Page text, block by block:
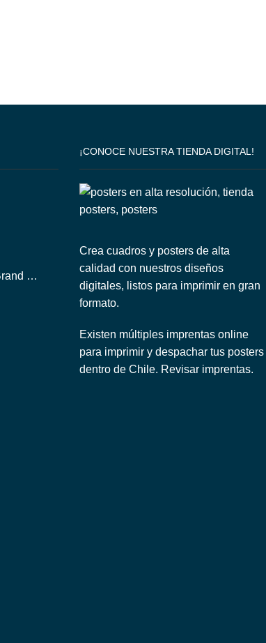
Spider-Man Brand New Day
¡CONOCE NUESTRA TIENDA DIGITAL!
Crea cuadros y posters de alta
calidad con nuestros diseños
digitales, listos para imprimir en gran
formato.
Existen múltiples imprentas online
para imprimir y despachar tus posters
dentro de Chile. Revisar imprentas.